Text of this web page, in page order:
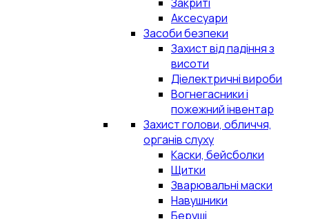
Аксесуари
Засоби безпеки
Захист від падіння з
висоти
Діелектричні вироби
Вогнегасники і
пожежний інвентар
Захист голови, обличчя,
органів слуху
Каски, бейсболки
Щитки
Зварювальні маски
Навушники
Беруші